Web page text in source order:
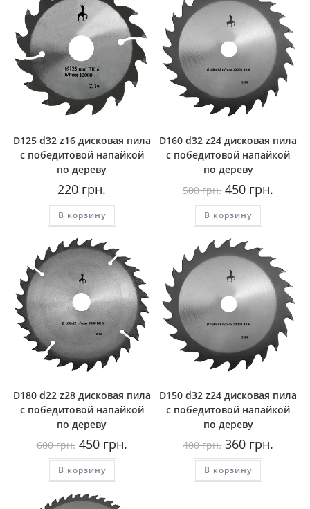
D125 d32 z16 дисковая пила
с победитовой напайкой
по дереву
220 грн.
В корзину
D160 d32 z24 дисковая пила
с победитовой напайкой
по дереву
500грн. Первоначальная
цена
составляла
500
грн..
450 грн.
В корзину
D180 d22 z28 дисковая пила
с победитовой напайкой
по дереву
600грн. Первоначальная
цена
составляла
600
грн..
450грн.цена:
В корзину
D150 d32 z24 дисковая пила
с победитовой напайкой
по дереву
400грн. Первоначальная
цена
составляла
400
грн..
360 грн.
В корзину